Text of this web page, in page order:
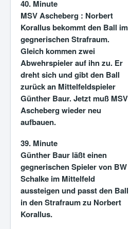
40. Minute
MSV Ascheberg : Norbert
Korallus bekommt den Ball im
gegnerischen Strafraum.
Gleich kommen zwei
Abwehrspieler auf ihn zu. Er
dreht sich und gibt den Ball
zurück an Mittelfeldspieler
Günther Baur. Jetzt muß MSV
Ascheberg wieder neu
aufbauen.
39. Minute
Günther Baur läßt einen
gegnerischen Spieler von BW
Schalke im Mittelfeld
aussteigen und passt den Ball
in den Strafraum zu Norbert
Korallus.